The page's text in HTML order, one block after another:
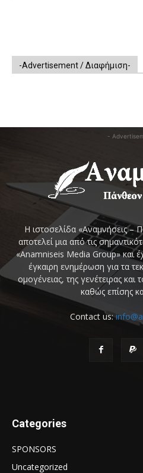
-Advertisement / Διαφήμιση-
-
Η ιστοσελίδα «Αναμνήσεις –
αποτελεί μια από τις
«Anamniseis Media Group» και
έγκαιρη ενημέρωση για τα
ομογένειας, της γενέτειρας
καθώς επίσης
Contact us:
Categories
SPONSORS
Uncategorized